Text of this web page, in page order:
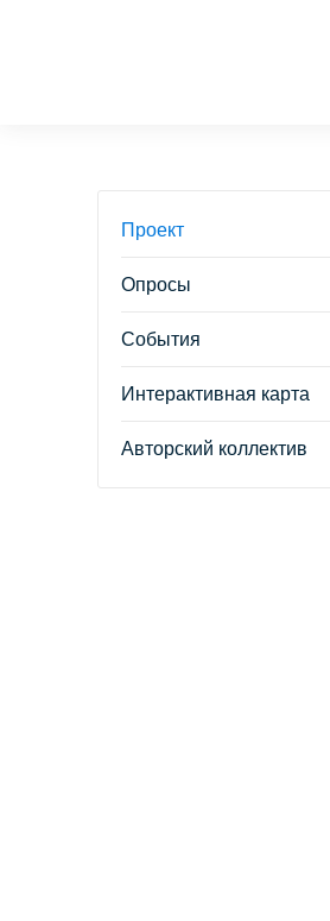
Проект
Опросы
События
Интерактивная карта
Авторский коллектив